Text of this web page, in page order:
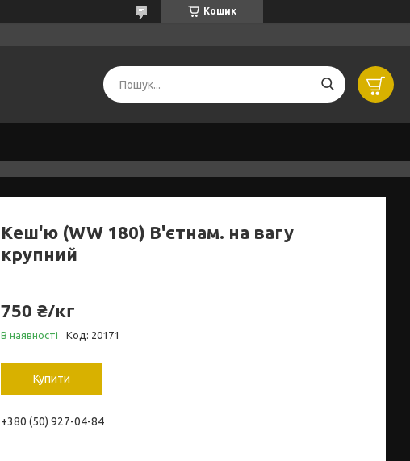
Кошик
Кеш'ю (WW 180) В'єтнам. на вагу
крупний
750 ₴/кг
В наявності Код: 20171
Купити
+380 (50) 927-04-84